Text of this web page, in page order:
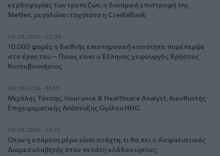
κερδοφορίας των τραπεζών, η δυναμική επιστροφή της
Metlen, μεγαλώνει ταχύτατα η CrediaBank
06.08.2026 - 22:39
10.000 φορές η διεθνής επιστημονική κοινότητα παρέπεμψε
στο έργο του – Ποιος είναι ο Έλληνας χειρουργός Χρήστος
Κοντοβουνήσιος
06.08.2026 - 14:55
Μιχάλης Τάτσης, Insurance & Healthcare Analyst, διευθυντής
Επιχειρηματικής Ανάπτυξης Ομίλου HHG
06.08.2026 - 13:30
Όταν η επόμενη μέρα είναι στάχτη, τι θα πει ο Ασφαλιστικός
Διαμεσολαβητής στον πελάτη κλάδου υγείας;